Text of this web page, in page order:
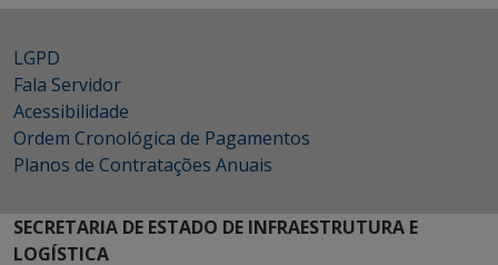
LGPD
Fala Servidor
Acessibilidade
Ordem Cronológica de Pagamentos
Planos de Contratações Anuais
SECRETARIA DE ESTADO DE INFRAESTRUTURA E
LOGÍSTICA